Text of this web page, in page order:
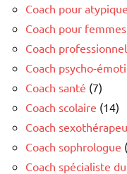
Coach pour
Coach pour femmes
Coach professionnel
Coach psycho-
Coach santé (7)
Coach scolaire (14)
Coach
Coach sophrologue
Coach spécialiste